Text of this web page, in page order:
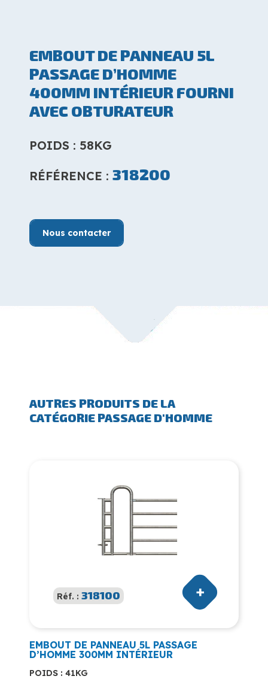
EMBOUT DE PANNEAU 5L
PASSAGE D’HOMME
400MM INTÉRIEUR FOURNI
AVEC OBTURATEUR
POIDS : 58KG
RÉFÉRENCE : 318200
Nous contacter
AUTRES PRODUITS DE LA
CATÉGORIE PASSAGE D'HOMME
Réf. : 318100
EMBOUT DE PANNEAU 5L PASSAGE
D’HOMME 300MM INTÉRIEUR
POIDS : 41KG